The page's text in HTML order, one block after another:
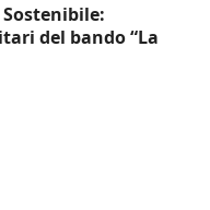
del bando “La